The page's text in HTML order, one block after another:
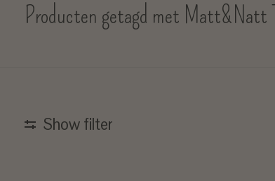
Producten getagd met Matt&Natt
Show filter